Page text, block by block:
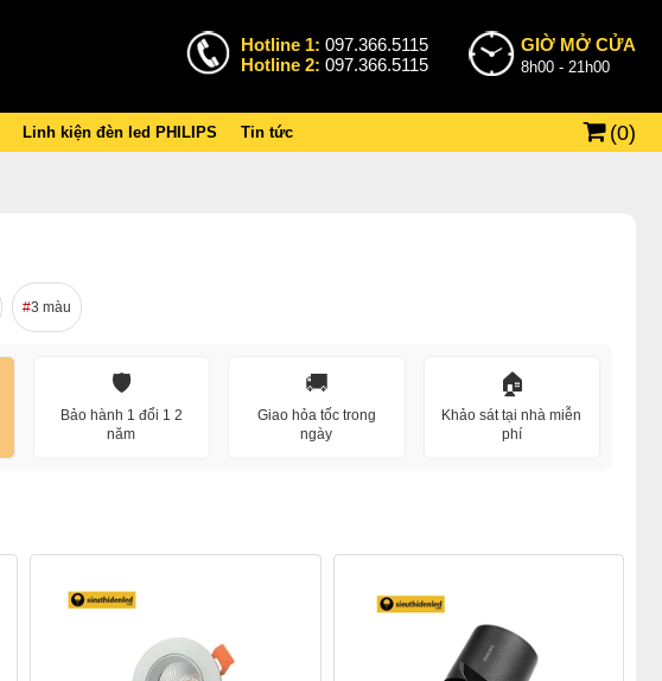
Hotline 1: 097.366.5115
Hotline 2: 097.366.5115
GIỜ MỞ CỬA
8h00 - 21h00
Linh kiện đèn led PHILIPS Tin tức (0)
3 màu
🛡️
Bảo hành 1 đổi 1 2
năm
🚚
Giao hỏa tốc trong
ngày
🏠
Khảo sát tại nhà miễn
phí